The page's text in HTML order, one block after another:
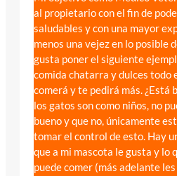
al propietario con el fin de
saludables y con una mayor
menos una vejez en lo posible
gusta poner el siguiente
comida chatarra y dulces todo
comerá y te pedirá más. ¿Está
los gatos son como niños, no
bueno y que no, únicamente
tomar el control de esto. Hay
que a mi mascota le gusta y lo
puede comer (más adelante